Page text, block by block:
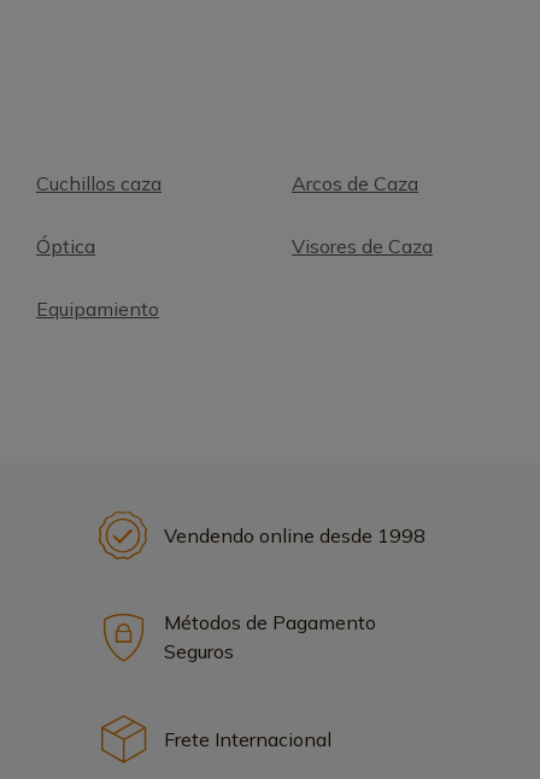
Cuchillos caza Arcos de Caza
Óptica Visores de Caza
Equipamiento
Vendendo online desde 1998
Métodos de Pagamento
Seguros
Frete Internacional